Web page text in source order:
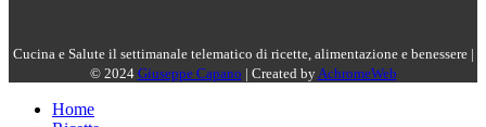
Cucina e Salute il settimanale telematico di ricette, alimentazione e benessere |
© 2024 Giuseppe Capano | Created byAchromeWeb
Home